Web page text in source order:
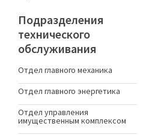
Подразделения
технического
обслуживания
Отдел главного механика
Отдел главного энергетика
Отдел управления
имущественным комплексом